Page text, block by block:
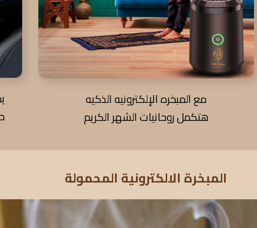
مع المبخره الإلكترونيه الذكيه
هتكمل روحانيات الشهر الكريم
المبخرة الالكترونية المحمولة